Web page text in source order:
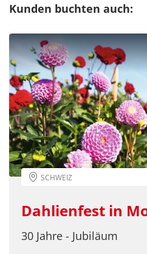
Kunden buchten auch:
SCHWEIZ
Dahlienfest in
30 Jahre - Jubiläum